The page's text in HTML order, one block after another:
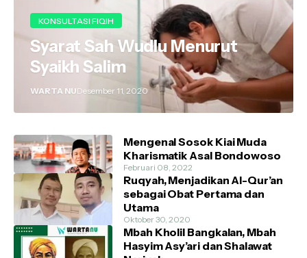
KONSULTASI FIQIH
Syarat Sah Wudlu Menurut
Syaikh Salim
WARTA NUDesember 11, 2020
Mengenal Sosok Kiai Muda
Kharismatik Asal Bondowoso
Februari 08, 2022
Ruqyah, Menjadikan Al-Qur’an
sebagai Obat Pertama dan
Utama
Oktober 30, 2020
Mbah Kholil Bangkalan, Mbah
Hasyim Asy’ari dan Shalawat